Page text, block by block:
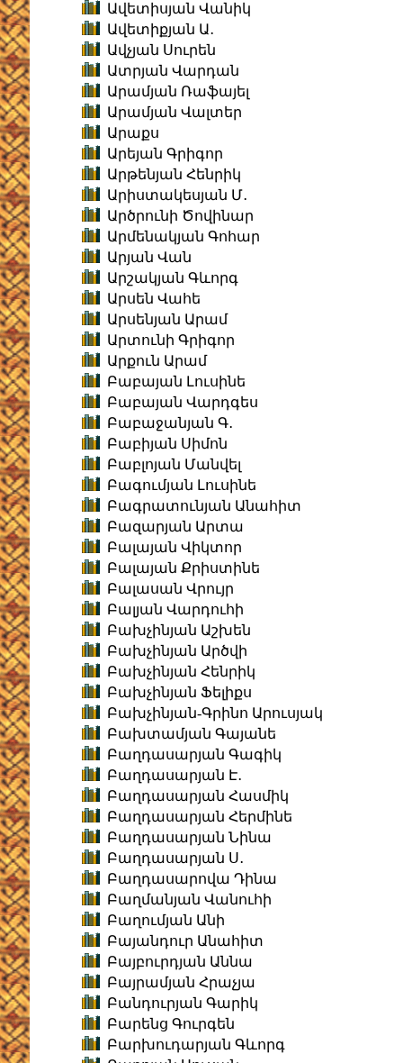
Ավետիսյան Վանիկ
Ավետիքյան Ա․
Ավչյան Սուրեն
Ատրյան Վարդան
Արամյան Ռաֆայել
Արամյան Վալտեր
Արաքս
Արեյան Գրիգոր
Արթենյան Հենրիկ
Արիստակեսյան Մ․
Արծրունի Ծովինար
Արմենակյան Գոհար
Արյան Վան
Արշակյան Գևորգ
Արսեն Վահե
Արսենյան Արամ
Արտունի Գրիգոր
Արքուն Արամ
Բաբայան Լուսինե
Բաբայան Վարդգես
Բաբաջանյան Գ․
Բաբիյան Սիմոն
Բաբլոյան Մանվել
Բագումյան Լուսինե
Բագրատունյան Անահիտ
Բազարյան Արտա
Բալայան Վիկտոր
Բալայան Քրիստինե
Բալասան Վրույր
Բալյան Վարդուհի
Բախչինյան Աշխեն
Բախչինյան Արծվի
Բախչինյան Հենրիկ
Բախչինյան Ֆելիքս
Բախչինյան-Գրինո Արուսյակ
Բախտամյան Գայանե
Բաղդասարյան Գագիկ
Բաղդասարյան Է․
Բաղդասարյան Հասմիկ
Բաղդասարյան Հերմինե
Բաղդասարյան Նինա
Բաղդասարյան Ս․
Բաղդասարովա Դինա
Բաղմանյան Վանուհի
Բաղումյան Անի
Բայանդուր Անահիտ
Բայբուրդյան Աննա
Բայրամյան Հրաչյա
Բանդուրյան Գարիկ
Բարենց Գուրգեն
Բարխուդարյան Գևորգ